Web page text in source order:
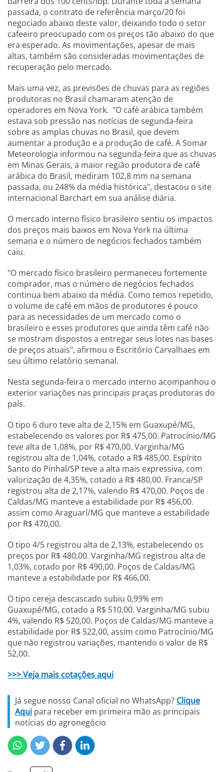
passada, o contrato de referência março/20 foi
negociado abaixo deste valor, deixando todo o setor
cafeeiro preocupado com os preços tão abaixo do que
era esperado. As movimentações, apesar de mais
altas, também são consideradas movimentações de
recuperação pelo mercado.
Mais uma vez, as previsões de chuvas para as regiões
produtoras no Brasil chamaram atenção de
operadores em Nova York. "O café arábica também
estava sob pressão nas notícias de segunda-feira
sobre as amplas chuvas no Brasil, que devem
aumentar a produção e a produção de café. A Somar
Meteorologia informou na segunda-feira que as chuvas
em Minas Gerais, a maior região produtora de café
arábica do Brasil, mediram 102,8 mm na semana
passada, ou 248% da média histórica", destacou o site
internacional Barchart em sua análise diária.
O mercado interno físico brasileiro sentiu os impactos
dos preços mais baixos em Nova York na última
semana e o número de negócios fechados também
caiu.
"O mercado físico brasileiro permaneceu fortemente
comprador, mas o número de negócios fechados
continua bem abaixo da média. Como temos repetido,
o volume de café em mãos de produtores é pouco
para as necessidades de um mercado como o
brasileiro e esses produtores que ainda têm café não
se mostram dispostos a entregar seus lotes nas bases
de preços atuais", afirmou o Escritório Carvalhaes em
seu último relatório semanal.
Nesta segunda-feira o mercado interno acompanhou o
exterior variações nas principais praças produtoras do
país.
O tipo 6 duro teve alta de 2,15% em Guaxupé/MG,
estabelecendo os valores por R$ 475,00. Patrocínio/MG
teve alta de 1,08%, por R$ 470,00. Varginha/MG
registrou alta de 1,04%, cotado a R$ 485,00. Espírito
Santo do Pinhal/SP teve a alta mais expressiva, com
valorização de 4,35%, cotado a R$ 480,00. Franca/SP
registrou alta de 2,17%, valendo R$ 470,00. Poços de
Caldas/MG manteve a estabilidade por R$ 456,00.
assim como Araguarí/MG que manteve a estabilidade
por R$ 470,00.
O tipo 4/5 registrou alta de 2,13%, estabelecendo os
preços por R$ 480,00. Varginha/MG registrou alta de
1,03%, cotado por R$ 490,00. Poços de Caldas/MG
manteve a estabilidade por R$ 466,00.
O tipo cereja descascado subiu 0,99% em
Guaxupé/MG, cotado a R$ 510,00. Varginha/MG subiu
4%, valendo R$ 520,00. Poços de Caldas/MG manteve a
estabilidade por R$ 522,00, assim como Patrocínio/MG
que não registrou variações, mantendo o valor de R$
52,00.
>>> Veja mais cotações aqui
Já segue nosso Canal oficial no WhatsApp? Clique
Aqui para receber em primeira mão as principais
notícias do agronegócio